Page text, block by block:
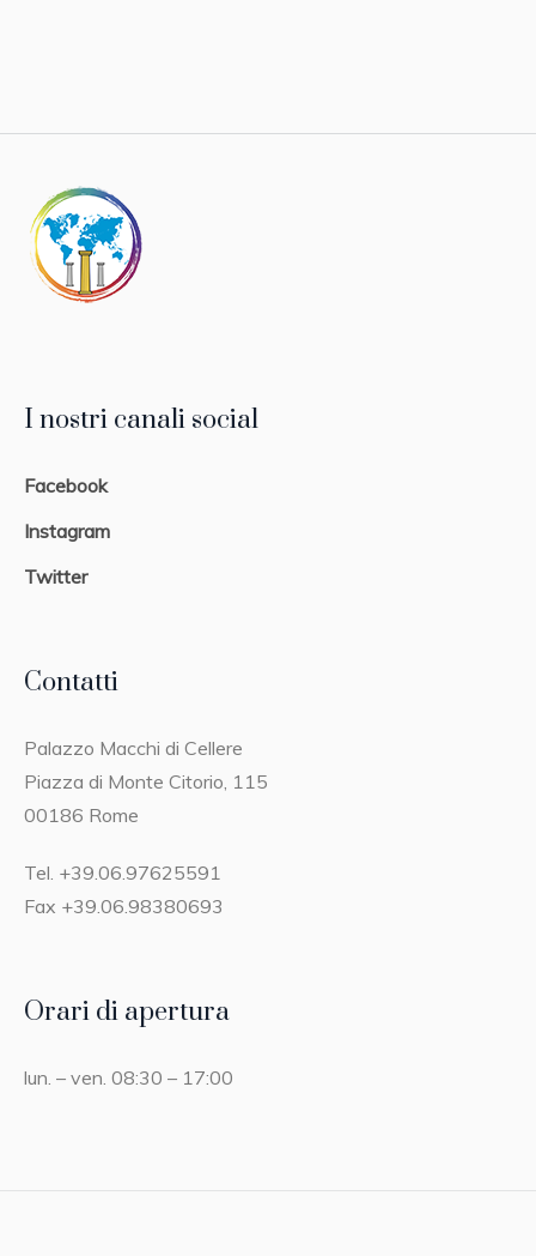
I nostri canali social
Facebook
Instagram
Twitter
Contatti
Palazzo Macchi di Cellere
Piazza di Monte Citorio, 115
00186 Rome
Tel. +39.06.97625591
Fax +39.06.98380693
Orari di apertura
lun. – ven. 08:30 – 17:00